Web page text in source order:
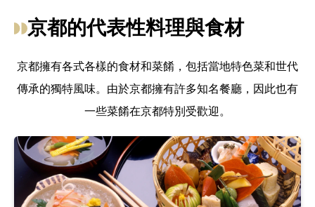
京都的代表性料理與食材
京都擁有各式各樣的食材和菜餚，包括當地特色菜和世代
傳承的獨特風味。由於京都擁有許多知名餐廳，因此也有
一些菜餚在京都特別受歡迎。